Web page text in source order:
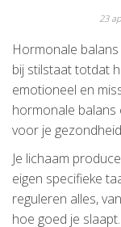
23
Hormonale
bij stilstaat totdat
emotioneel en
hormonale balans
voor je
Je lichaam
eigen specifieke
reguleren alles,
hoe goed je